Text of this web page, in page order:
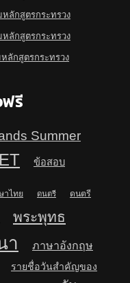
ลักสูตรกระทรวง
ลักสูตรกระทรวง
ลักสูตรกระทรวง
รี
Summer
ข้อสอบ
าไทย ดนตรี ดนตรี
พระพุทธ
า ภาษาอังกฤษ
รายชื่อวันสำคัญของ